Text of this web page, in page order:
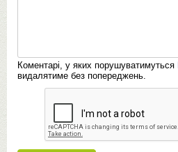
Коментарі, у яких порушуватимуться
видалятиме без попереджень.